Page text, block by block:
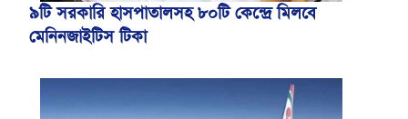
৯টি সরকারি হাসপাতালসহ ৮০টি কেন্দ্রে মিলবে
মেনিনজাইটিস টিকা